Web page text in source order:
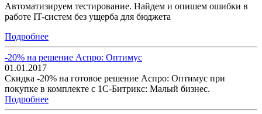
Автоматизируем тестирование. Найдем и опишем ошибки в
работе IT-систем без ущерба для бюджета
Подробнее
-20% на решение Аспро: Оптимус
01.01.2017
Скидка -20% на готовое решение Аспро: Оптимус при
покупке в комплекте с 1С-Битрикс: Малый бизнес.
Подробнее